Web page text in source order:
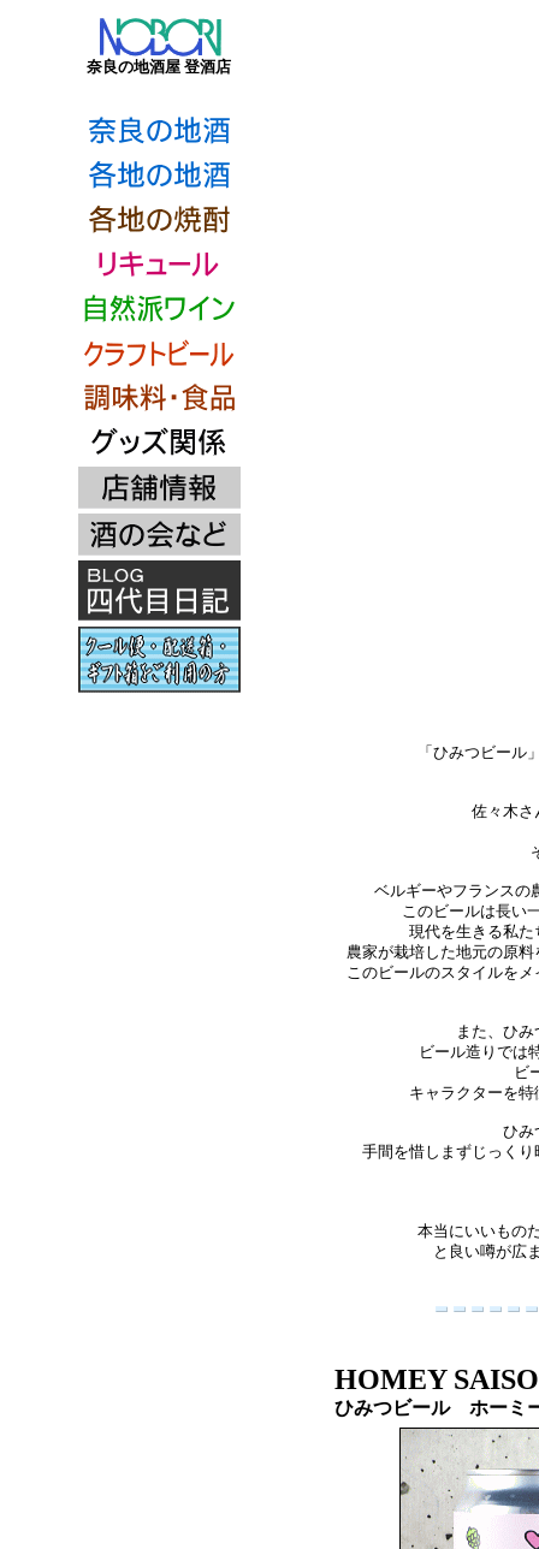
奈良の地酒屋 登酒店
「ひみつビール
佐々木さ
ベルギーやフランスの
このビールは長い
現代を生きる私
農家が栽培した地元の原
このビールのスタイルを
また、ひ
ビール造りでは
ビ
キャラクターを
ひみ
手間を惜しまずじっく
本当にいいもの
と良い噂が広
HOMEY
ひみつビール ホーミ